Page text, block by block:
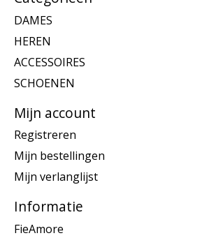
DAMES
HEREN
ACCESSOIRES
SCHOENEN
Mijn account
Registreren
Mijn bestellingen
Mijn verlanglijst
Informatie
FieAmore